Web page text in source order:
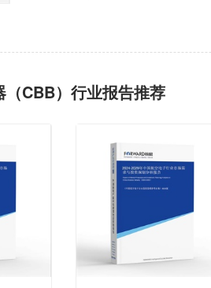
（CBB）行业报告推荐